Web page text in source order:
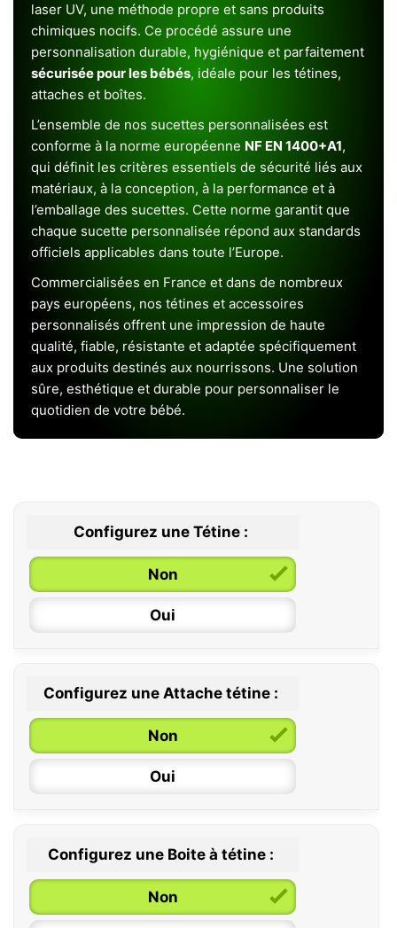
laser UV, une méthode propre et sans produits
chimiques nocifs. Ce procédé assure une
personnalisation durable, hygiénique et parfaitement
sécurisée pour les bébés, idéale pour les tétines,
attaches et boîtes.
L’ensemble de nos sucettes personnalisées est
conforme à la norme européenne NF EN 1400+A1,
qui définit les critères essentiels de sécurité liés aux
matériaux, à la conception, à la performance et à
l’emballage des sucettes. Cette norme garantit que
chaque sucette personnalisée répond aux standards
officiels applicables dans toute l’Europe.
Commercialisées en France et dans de nombreux
pays européens, nos tétines et accessoires
personnalisés offrent une impression de haute
qualité, fiable, résistante et adaptée spécifiquement
aux produits destinés aux nourrissons. Une solution
sûre, esthétique et durable pour personnaliser le
quotidien de votre bébé.
Configurez une Tétine :
Non
Oui
0 / 6 mois
6 / 36 mois
Configurez une Attache tétine :
Non
Oui
Configurez une Boite à tétine :
Non